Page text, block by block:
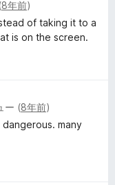
8年前)
of taking it to a
is on the screen.
ー (8年前)
many